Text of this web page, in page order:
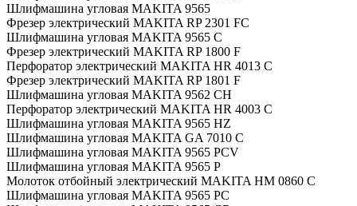
Шлифмашина угловая MAKITA 9565
Фрезер электрический MAKITA RP 2301 FC
Шлифмашина угловая MAKITA 9565 C
Фрезер электрический MAKITA RP 1800 F
Перфоратор электрический MAKITA HR 4013 C
Фрезер электрический MAKITA RP 1801 F
Шлифмашина угловая MAKITA 9562 CH
Перфоратор электрический MAKITA HR 4003 C
Шлифмашина угловая MAKITA 9565 HZ
Шлифмашина угловая MAKITA GA 7010 C
Шлифмашина угловая MAKITA 9565 PCV
Шлифмашина угловая MAKITA 9565 P
Молоток отбойный электрический MAKITA HM 0860 C
Шлифмашина угловая MAKITA 9565 PC